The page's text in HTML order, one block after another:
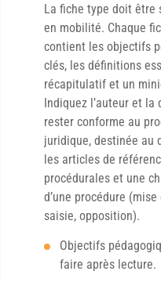
La fiche type doit
en mobilité. Chaque
contient les objectifs
clés, les définitions
récapitulatif et un
Indiquez l’auteur et
rester conforme au
juridique, destinée au
les articles de
procédurales et une
d’une procédure
saisie, opposition).
Objectifs
faire après lecture.